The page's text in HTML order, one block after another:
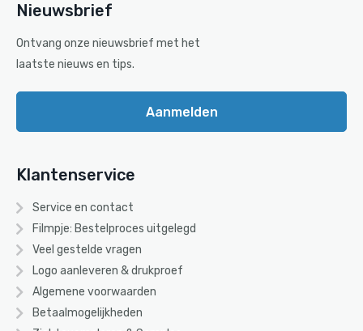
Nieuwsbrief
Ontvang onze nieuwsbrief met het
laatste nieuws en tips.
Aanmelden
Klantenservice
Service en contact
Filmpje: Bestelproces uitgelegd
Veel gestelde vragen
Logo aanleveren & drukproef
Algemene voorwaarden
Betaalmogelijkheden